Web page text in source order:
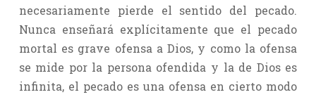
necesariamente pierde el sentido del pecado.
Nunca enseñará explícitamente que el pecado
mortal es grave ofensa a Dios, y como la ofensa
se mide por la persona ofendida y la de Dios es
infinita, el pecado es una ofensa en cierto modo